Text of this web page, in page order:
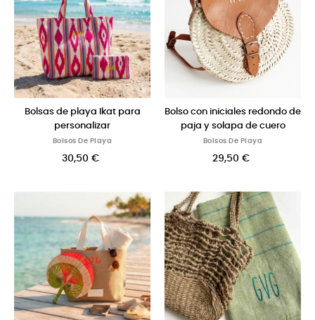
Bolsas de playa Ikat para
personalizar
Bolsos De Playa
30,50 €
Bolso con iniciales redondo de
paja y solapa de cuero
Bolsos De Playa
29,50 €